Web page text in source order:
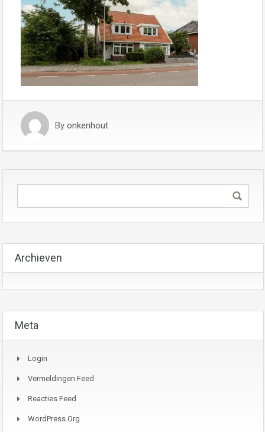
By onkenhout
Archieven
Meta
Login
Vermeldingen Feed
Reacties Feed
WordPress.org